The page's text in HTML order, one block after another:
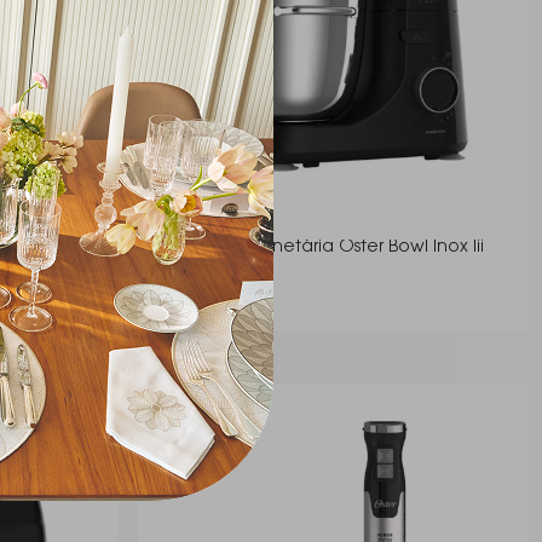
de
Batedeira Planetária Oster Bowl Inox Iii
Oster
R$ 960,00